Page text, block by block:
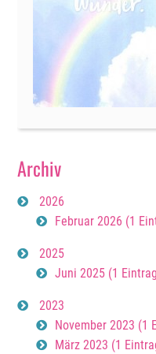
Archiv
2026
Februar 2026 (1
2025
Juni 2025 (1
2023
November 2023 (1
März 2023 (1